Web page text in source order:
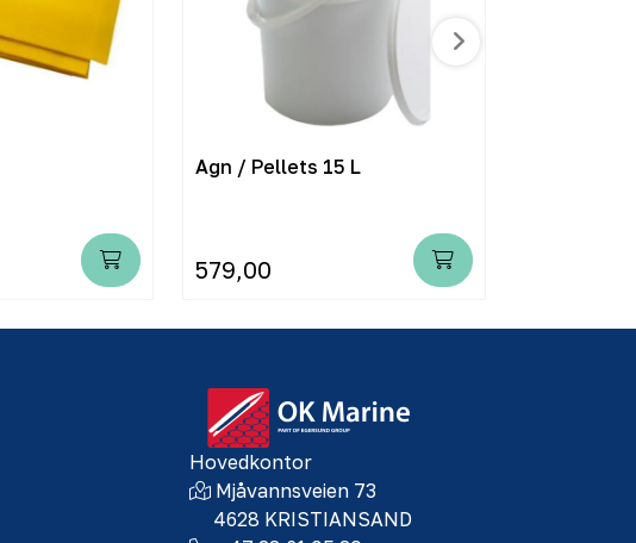
Agn / Pellets 15 L
579,00
Hovedkontor
Mjåvannsveien 73
4628 KRISTIANSAND